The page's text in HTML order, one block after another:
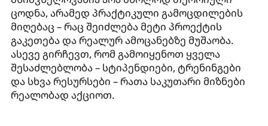
ცოდნა, არამედ პრაქტიკული გამოცდილების
მიღებაც – რაც შეიძლება მეტი პროექტის
გაკეთება და რეალურ ამოცანებზე მუშაობა.
ასევე გირჩევთ, რომ გამოიყენოთ ყველა
შესაძლებლობა – სტიპენდიები, ტრენინგები
და სხვა რესურსები – რათა საკუთარი მიზნები
რეალობად აქციოთ.